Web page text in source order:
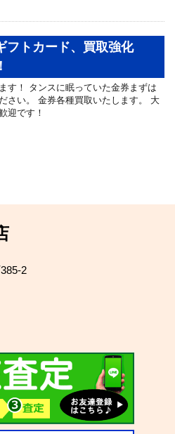
フトカード、買取強化
す！ タンスに眠っていた金券まずは
さい。 金券各種買取いたします。 大
迎です！
2